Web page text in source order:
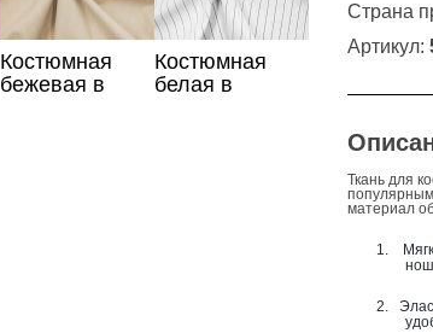
Страна
Артикул:
Ткань для
материал
1.
2.
Костюмная
бежевая в
Костюмная
белая в